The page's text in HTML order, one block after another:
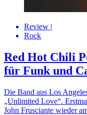
Review |
Rock
Red Hot Chili
für Funk und
Die Band aus Los
„Unlimited Love“.
John Frusciante wieder